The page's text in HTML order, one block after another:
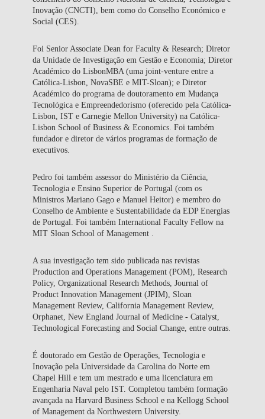
Inovação (CNCTI), bem como do Conselho Económico e
Social (CES).
Foi Senior Associate Dean for Faculty & Research; Diretor
da Unidade de Investigação em Gestão e Economia; Diretor
Académico do LisbonMBA (uma joint-venture entre a
Católica-Lisbon, NovaSBE e MIT-Sloan); e Diretor
Académico do programa de doutoramento em Mudança
Tecnológica e Empreendedorismo (oferecido pela Católica-
Lisbon, IST e Carnegie Mellon University) na Católica-
Lisbon School of Business & Economics. Foi também
fundador e diretor de vários programas de formação de
executivos.
Pedro foi também assessor do Ministério da Ciência,
Tecnologia e Ensino Superior de Portugal (com os
Ministros Mariano Gago e Manuel Heitor) e membro do
Conselho de Ambiente e Sustentabilidade da EDP Energias
de Portugal. Foi também International Faculty Fellow na
MIT Sloan School of Management .
A sua investigação tem sido publicada nas revistas
Production and Operations Management (POM), Research
Policy, Organizational Research Methods, Journal of
Product Innovation Management (JPIM), Sloan
Management Review, California Management Review,
Orphanet, New England Journal of Medicine - Catalyst,
Technological Forecasting and Social Change, entre outras.
É doutorado em Gestão de Operações, Tecnologia e
Inovação pela Universidade da Carolina do Norte em
Chapel Hill e tem um mestrado e uma licenciatura em
Engenharia Naval pelo IST. Completou também formação
avançada na Harvard Business School e na Kellogg School
of Management da Northwestern University.